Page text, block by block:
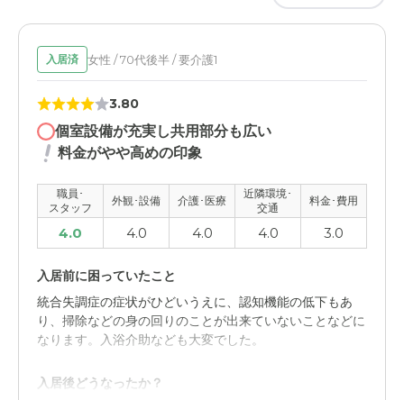
入居済 女性 / 70代後半 / 要介護1
3.80
個室設備が充実し共用部分も広い
料金がやや高めの印象
職員･
スタッフ
外観･設備 介護･医療
近隣環境･
交通
料金･費用
4.0 4.0 4.0 4.0 3.0
入居前に困っていたこと
統合失調症の症状がひどいうえに、認知機能の低下もあ
り、掃除などの身の回りのことが出来ていないことなどに
なります。入浴介助なども大変でした。
入居後どうなったか？